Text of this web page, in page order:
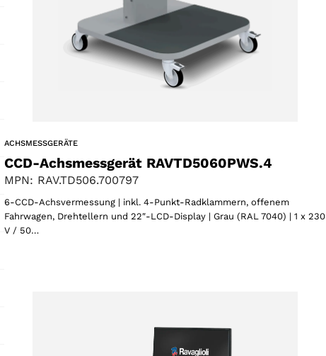
ACHSMESSGERÄTE
CCD-Achsmessgerät RAVTD5060PWS.4
MPN: RAV.TD506.700797
6-CCD-Achsvermessung | inkl. 4-Punkt-Radklammern, offenem
Fahrwagen, Drehtellern und 22″-LCD-Display | Grau (RAL 7040) | 1 x 230
V / 50…